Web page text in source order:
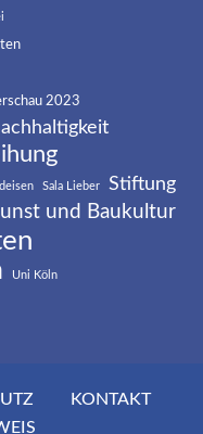
2023
Sala Lieber Stiftung
und Baukultur
Uni Köln
KONTAKT